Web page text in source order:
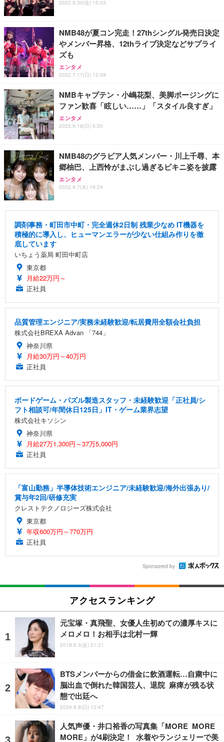
2022.9.30(金) 15:03
NMB48が夏コン完走！27thシングル発売日決定
やメンバー昇格、12thライブ決定などサプライ
ズも
エンタメ
2022.7.17(日) 12:09
NMBキャプテン・小嶋花梨、美脚ポージングに
ファン歓喜「眩しい……」「スタイル良すぎ」
エンタメ
2022.9.18(日) 6:30
NMB48のグラビア人気メンバー・川上千尋、本
郷柚巴、上西怜がまぶし過ぎるビキニ姿を披露
エンタメ
2022.9.7(水) 19:24
調剤事務・町田市中町・完全週休2日制 残業少なめ IT機器を
積極的に導入し、ヒューマンエラーが少ない仕組み作りを徹
底しています
いちょう薬局 町田中町店
東京都
月給22万円～
正社員
品質管理エンジニア/実務未経験歓迎/転居費用全額会社負担
株式会社BREXA Advan 「744」
神奈川県
月給30万円～40万円
正社員
ボードゲーム・パズル製造スタッフ・未経験歓迎「正社員/シ
フト相談可/年間休日125日」IT・ゲーム業界志望
株式会社キソシン
神奈川県
月給27万1,300円～37万5,000円
正社員
「富山勤務」半導体技術エンジニア/未経験歓迎/海外出張あり/
賞与年2回/研修充実
クレストテクノロジーズ株式会社
東京都
年収600万円～770万円
正社員
Sponsored by
アクセスランキング
元宝塚・真飛聖、女優人生初めての濃厚キスに
メロメロ！お相手は北村一輝
2018.8.3(金) 21:21
BTSメンバーからの借金に飲酒運転…自粛中に
脳出血で倒れた韓国芸人、退院 麻痺が残る状
態で出廷へ
2026.8.9(日) 12:47
人気声優・井口裕香の写真集「MORE MORE
MORE」が4刷決定！ 水着やランジェリーで美